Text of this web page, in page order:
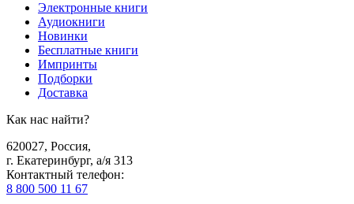
Электронные книги
Аудиокниги
Новинки
Бесплатные книги
Импринты
Подборки
Доставка
Как нас найти?
620027, Россия,
г. Екатеринбург, а/я 313
Контактный телефон:
8 800 500 11 67